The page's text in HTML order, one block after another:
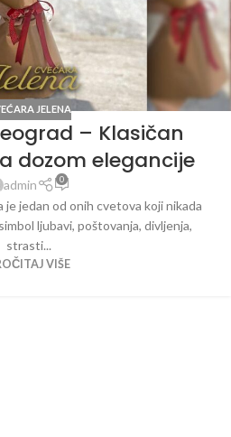
JELENA
– Klasičan
dozom elegancije
admin 0
je jedan od onih cvetova koji nikada
ljubavi, poštovanja, divljenja,
strasti...
VIŠE